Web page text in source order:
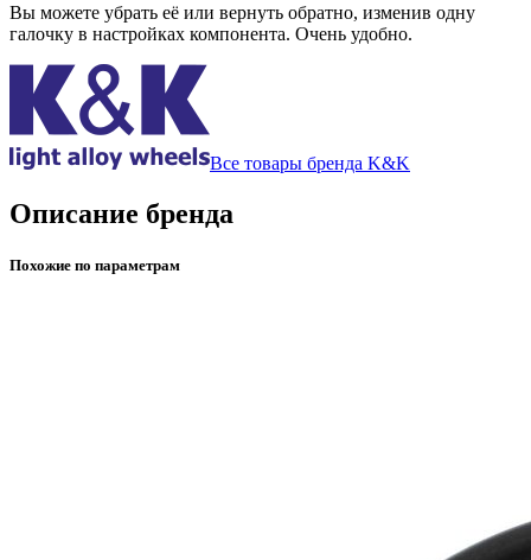
Вы можете убрать её или вернуть обратно, изменив одну
галочку в настройках компонента. Очень удобно.
Все товары бренда K&K
Описание бренда
Похожие по параметрам